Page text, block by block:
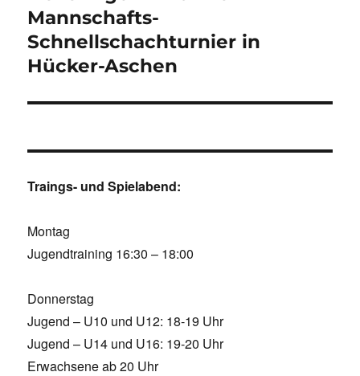
Beitrag:
Mannschafts-
Schnellschachturnier in
Hücker-Aschen
Traings- und Spielabend:
Montag
Jugendtraining 16:30 – 18:00
Donnerstag
Jugend – U10 und U12: 18-19 Uhr
Jugend – U14 und U16: 19-20 Uhr
Erwachsene ab 20 Uhr